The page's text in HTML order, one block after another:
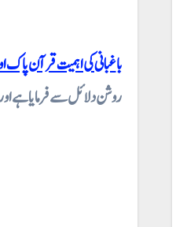
باغبانی کی اہمیت قرآن
روشن دلائل سے فرمایا ہے